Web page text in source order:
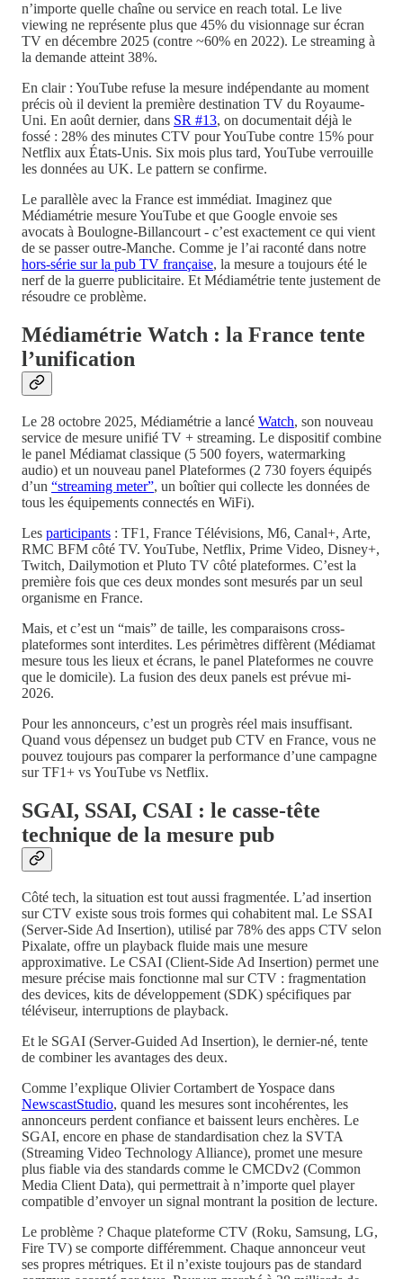
n’importe quelle chaîne ou service en reach total. Le live
viewing ne représente plus que 45% du visionnage sur écran
TV en décembre 2025 (contre ~60% en 2022). Le streaming à
la demande atteint 38%.
En clair : YouTube refuse la mesure indépendante au moment
précis où il devient la première destination TV du Royaume-
Uni. En août dernier, dans SR #13, on documentait déjà le
fossé : 28% des minutes CTV pour YouTube contre 15% pour
Netflix aux États-Unis. Six mois plus tard, YouTube verrouille
les données au UK. Le pattern se confirme.
Le parallèle avec la France est immédiat. Imaginez que
Médiamétrie mesure YouTube et que Google envoie ses
avocats à Boulogne-Billancourt - c’est exactement ce qui vient
de se passer outre-Manche. Comme je l’ai raconté dans notre
hors-série sur la pub TV française, la mesure a toujours été le
nerf de la guerre publicitaire. Et Médiamétrie tente justement de
résoudre ce problème.
Médiamétrie Watch : la France tente
l’unification
Le 28 octobre 2025, Médiamétrie a lancé Watch, son nouveau
service de mesure unifié TV + streaming. Le dispositif combine
le panel Médiamat classique (5 500 foyers, watermarking
audio) et un nouveau panel Plateformes (2 730 foyers équipés
d’un “streaming meter”, un boîtier qui collecte les données de
tous les équipements connectés en WiFi).
Les participants : TF1, France Télévisions, M6, Canal+, Arte,
RMC BFM côté TV. YouTube, Netflix, Prime Video, Disney+,
Twitch, Dailymotion et Pluto TV côté plateformes. C’est la
première fois que ces deux mondes sont mesurés par un seul
organisme en France.
Mais, et c’est un “mais” de taille, les comparaisons cross-
plateformes sont interdites. Les périmètres diffèrent (Médiamat
mesure tous les lieux et écrans, le panel Plateformes ne couvre
que le domicile). La fusion des deux panels est prévue mi-
2026.
Pour les annonceurs, c’est un progrès réel mais insuffisant.
Quand vous dépensez un budget pub CTV en France, vous ne
pouvez toujours pas comparer la performance d’une campagne
sur TF1+ vs YouTube vs Netflix.
SGAI, SSAI, CSAI : le casse-tête
technique de la mesure pub
Côté tech, la situation est tout aussi fragmentée. L’ad insertion
sur CTV existe sous trois formes qui cohabitent mal. Le SSAI
(Server-Side Ad Insertion), utilisé par 78% des apps CTV selon
Pixalate, offre un playback fluide mais une mesure
approximative. Le CSAI (Client-Side Ad Insertion) permet une
mesure précise mais fonctionne mal sur CTV : fragmentation
des devices, kits de développement (SDK) spécifiques par
téléviseur, interruptions de playback.
Et le SGAI (Server-Guided Ad Insertion), le dernier-né, tente
de combiner les avantages des deux.
Comme l’explique Olivier Cortambert de Yospace dans
NewscastStudio, quand les mesures sont incohérentes, les
annonceurs perdent confiance et baissent leurs enchères. Le
SGAI, encore en phase de standardisation chez la SVTA
(Streaming Video Technology Alliance), promet une mesure
plus fiable via des standards comme le CMCDv2 (Common
Media Client Data), qui permettrait à n’importe quel player
compatible d’envoyer un signal montrant la position de lecture.
Le problème ? Chaque plateforme CTV (Roku, Samsung, LG,
Fire TV) se comporte différemment. Chaque annonceur veut
ses propres métriques. Et il n’existe toujours pas de standard